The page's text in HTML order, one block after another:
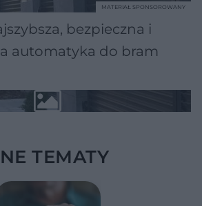
bezpieczna i
automatyka do bram
MATERIAŁ SPONSOROWANY
TEMATY